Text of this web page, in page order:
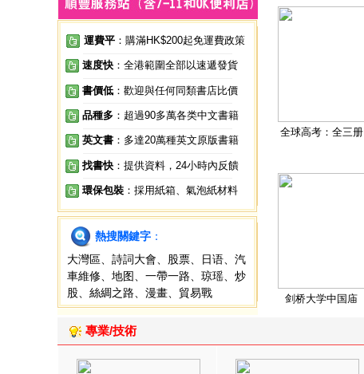
運費平 ：購滿HK$200起免運費政策
速度快 ：全港範圍全部以速遞發貨
書價低 ：歡迎與任何同類書店比價
品種多 ：超過90多萬各类中文書籍
英文書 ：多達20萬種英文原版書籍
找書快 ：提供資料，24小時內反饋
環保包裝 ：採用紙箱、氣泡紙材料
熱搜關鍵字 ：
大灣區
詩詞大會 股票 日语
汽
車維修
地图 一帶一路 琼瑶
炒
股
絲綢之路 漫畫 貿易戰
全球高考：全三册
剑桥大学中国庙
專業/技術